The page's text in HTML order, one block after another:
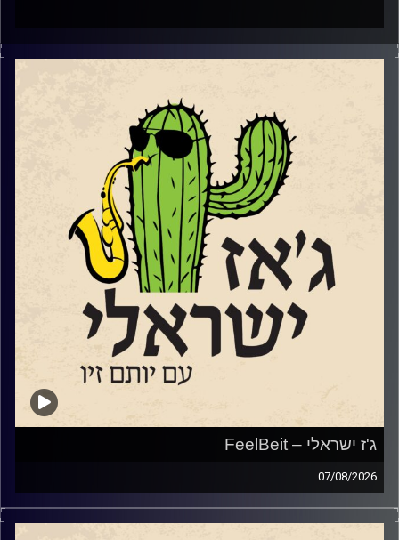
ג'ז ישראלי – FeelBeit
07/08/2026
השבוע הקדשנו את מרבית התוכנית למקום מיוחד ולפסטיבל
מיוחד שמנהל בימים אלו בירושלים.